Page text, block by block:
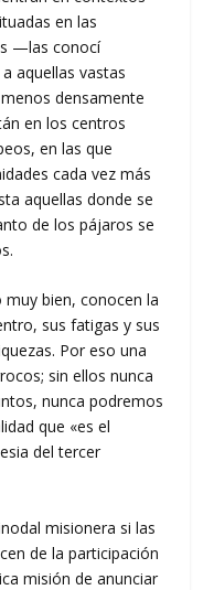
en las
—las conocí
aquellas vastas
densamente
en los centros
en las que
cada vez más
aquellas donde se
de los pájaros se
bien, conocen la
sus fatigas y sus
Por eso una
sin ellos nunca
nunca podremos
que «es el
del tercer
misionera si las
de la participación
misión de anunciar